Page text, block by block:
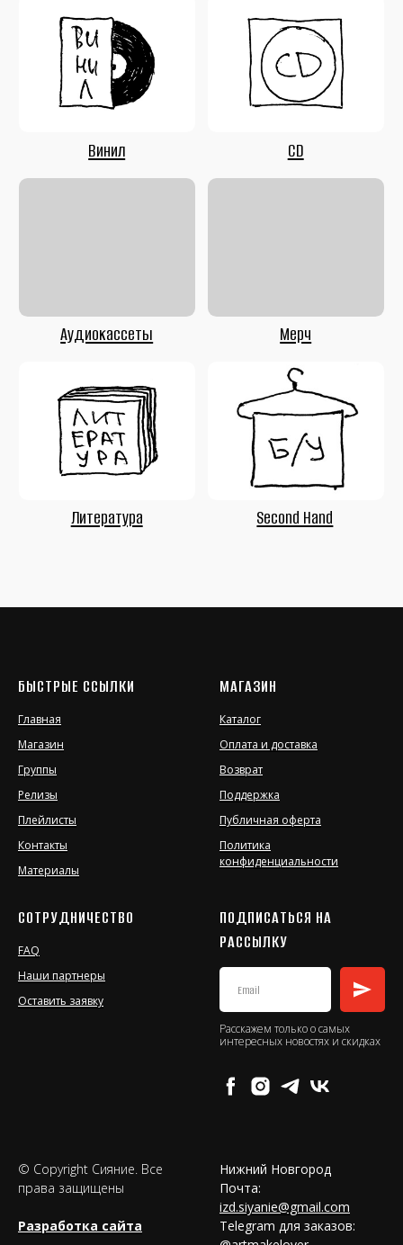
Литература
БЫСТРЫЕ ССЫЛКИ
Главная
Магазин
Группы
Релизы
Плейлисты
Контакты
Материалы
МАГАЗИН
Каталог
Оплата и доставка
Возврат
Поддержка
Публичная оферта
Политика
конфиденциальности
СОТРУДНИЧЕСТВО
FAQ
Наши партнеры
Оставить заявку
ПОДПИСАТЬСЯ НА
РАССЫЛКУ
Расскажем только о самых
интересных новостях и скидках
© Copyright Сияние. Все
права защищены
Разработка сайта
Нижний Новгород
Почта:
izd.siyanie@gmail.com
Telegram для заказов: